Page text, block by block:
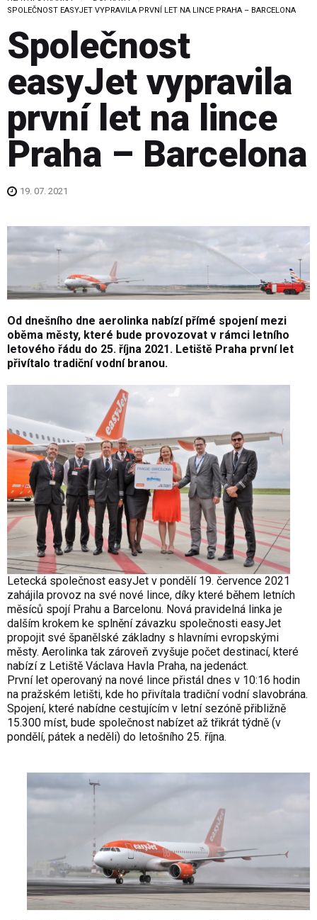
CURRENT:
SPOLEČNOST EASYJET VYPRAVILA PRVNÍ LET NA LINCE PRAHA – BARCELONA
Společnost
easyJet vypravila
první let na lince
Praha – Barcelona
19. 07. 2021
Od dnešního dne aerolinka nabízí přímé spojení mezi
oběma městy, které bude provozovat v rámci letního
letového řádu do 25. října 2021. Letiště Praha první let
přivítalo tradiční vodní branou.
Letecká společnost easyJet v pondělí 19. července 2021
zahájila provoz na své nové lince, díky které během letních
měsíců spojí Prahu a Barcelonu. Nová pravidelná linka je
dalším krokem ke splnění závazku společnosti easyJet
propojit své španělské základny s hlavními evropskými
městy. Aerolinka tak zároveň zvyšuje počet destinací, které
nabízí z Letiště Václava Havla Praha, na jedenáct.
První let operovaný na nové lince přistál dnes v 10:16 hodin
na pražském letišti, kde ho přivítala tradiční vodní slavobrána.
Spojení, které nabídne cestujícím v letní sezóně přibližně
15.300 míst, bude společnost nabízet až třikrát týdně (v
pondělí, pátek a neděli) do letošního 25. října.